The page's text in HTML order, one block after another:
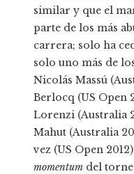
similar y que el
parte de los más
carrera; solo ha
solo uno más de
Nicolás Massú
Berlocq (US Open
Lorenzi (Australia
Mahut (Australia
vez (US Open
momentum del